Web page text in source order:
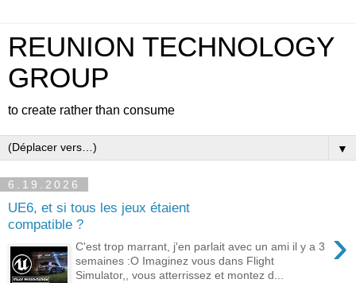
REUNION TECHNOLOGY
GROUP
to create rather than consume
▼
6.19.2026
UE6, et si tous les jeux étaient
compatible ?
›
C'est trop marrant, j'en parlait avec un ami il y a 3
semaines :O Imaginez vous dans Flight
Simulator,, vous atterrissez et montez d...